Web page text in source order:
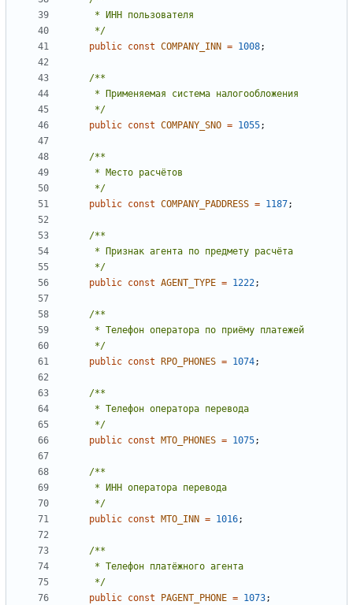
     */
public const COMPANY_INN = 1008;
     */
public const COMPANY_SNO = 1055;
     */
public const COMPANY_PADDRESS = 1187;
     */
public const AGENT_TYPE = 1222;
     */
public const RPO_PHONES = 1074;
     */
public const MTO_PHONES = 1075;
     */
public const MTO_INN = 1016;
     */
public const PAGENT_PHONE = 1073;